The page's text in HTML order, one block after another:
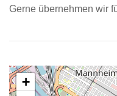
Gerne übernehmen wir
+